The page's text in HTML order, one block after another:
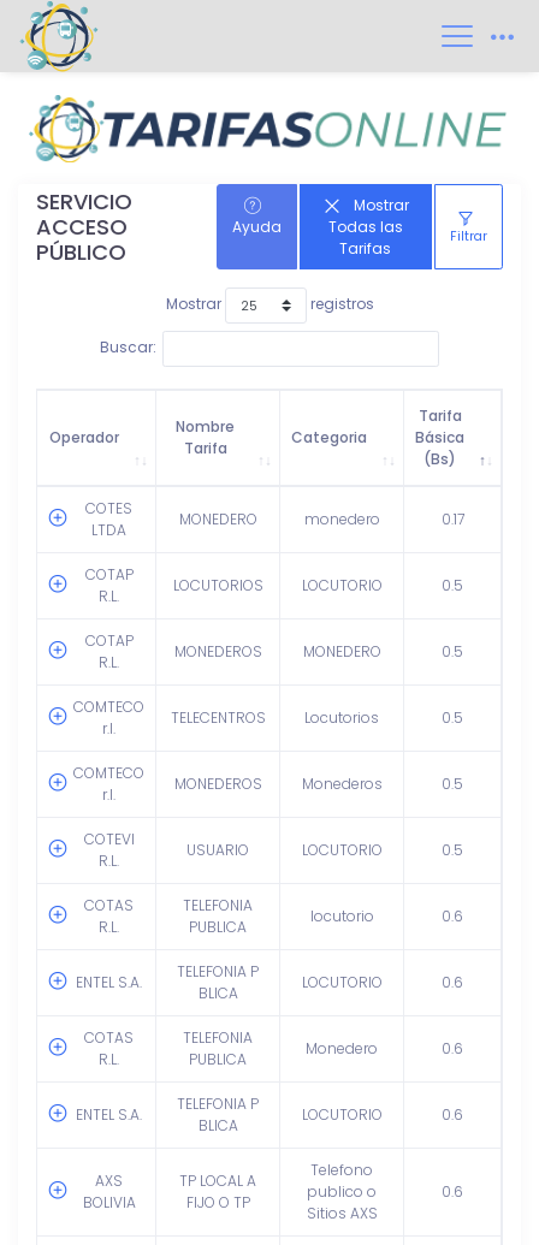
SERVICIO
ACCESO
PÚBLICO
Ayuda
Mostrar
Todas las
Tarifas
Filtrar
Mostrar registros
Buscar:
Operador
Nombre
Tarifa
Categoria
Tarifa
Básica
(Bs)
COTES
LTDA
MONEDERO monedero 0.17
COTAP
R.L.
LOCUTORIOS LOCUTORIO 0.5
COTAP
R.L.
MONEDEROS MONEDERO 0.5
COMTECO
r.l.
TELECENTROS Locutorios 0.5
COMTECO
r.l.
MONEDEROS Monederos 0.5
COTEVI
R.L.
USUARIO LOCUTORIO 0.5
COTAS
R.L.
TELEFONIA
PUBLICA
locutorio 0.6
ENTEL S.A.
TELEFONIA P
BLICA
LOCUTORIO 0.6
COTAS
R.L.
TELEFONIA
PUBLICA
Monedero 0.6
ENTEL S.A.
TELEFONIA P
BLICA
LOCUTORIO 0.6
AXS
BOLIVIA
TP LOCAL A
FIJO O TP
Telefono
publico o
Sitios AXS
0.6